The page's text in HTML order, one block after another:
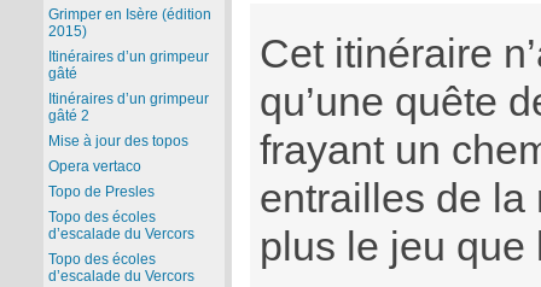
Cet itinéraire
qu’une quête
frayant un
entrailles de la
plus le jeu que
Grimper en Isère (édition
2015)
Itinéraires d’un grimpeur
gâté
Itinéraires d’un grimpeur
gâté 2
Mise à jour des topos
Opera vertaco
Topo de Presles
Topo des écoles
d’escalade du Vercors
Topo des écoles
d’escalade du Vercors